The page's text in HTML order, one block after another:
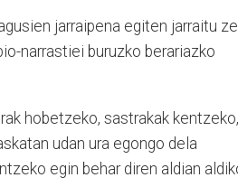
jarraipena egiten jarraitu
narrastiei buruzko berariazko
hobetzeko, sastrakak kentzeko,
udan ura egongo dela
egin behar diren aldian